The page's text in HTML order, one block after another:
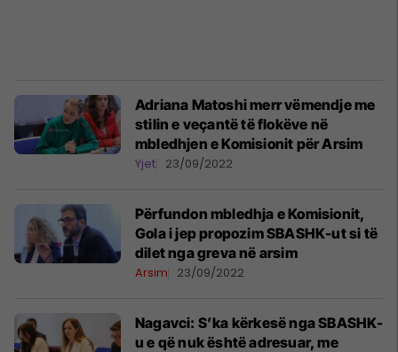
Adriana Matoshi merr vëmendje me
stilin e veçantë të flokëve në
mbledhjen e Komisionit për Arsim
Yjet 23/09/2022
Përfundon mbledhja e Komisionit,
Gola i jep propozim SBASHK-ut si të
dilet nga greva në arsim
Arsim 23/09/2022
Nagavci: S’ka kërkesë nga SBASHK-
u e që nuk është adresuar, me